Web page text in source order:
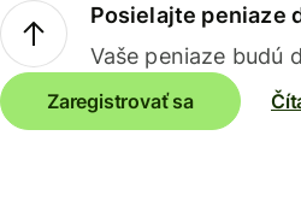
Posielajte peniaze
Vaše peniaze budú
Zaregistrovať sa